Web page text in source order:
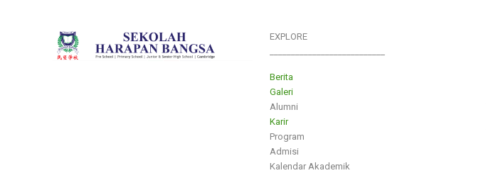
EXPLORE
Berita
Galeri
Alumni
Karir
Program
Admisi
Kalendar Akademik